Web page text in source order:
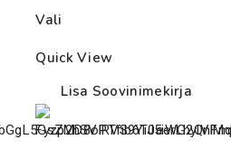
Vali
Quick View
Lisa Soovinimekirja